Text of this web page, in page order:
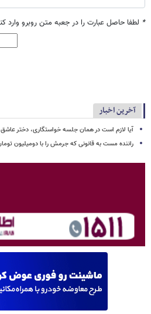
* لطفا حاصل عبارت را در جعبه متن روبرو وارد
آخرین اخبار
آیا لازم است در همان جلسه خواستگاری، دختر
راننده مست به قانونی که جرمش را با دومیلیون